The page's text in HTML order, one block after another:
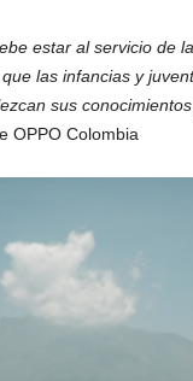
estar al servicio de
las infancias y
sus
OPPO Colombia